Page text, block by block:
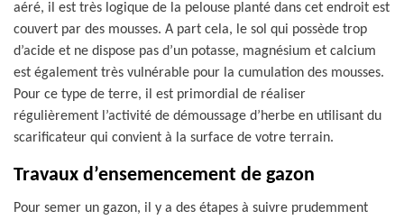
aéré, il est très logique de la pelouse planté dans cet endroit est
couvert par des mousses. A part cela, le sol qui possède trop
d’acide et ne dispose pas d’un potasse, magnésium et calcium
est également très vulnérable pour la cumulation des mousses.
Pour ce type de terre, il est primordial de réaliser
régulièrement l’activité de démoussage d’herbe en utilisant du
scarificateur qui convient à la surface de votre terrain.
Travaux d’ensemencement de gazon
Pour semer un gazon, il y a des étapes à suivre prudemment